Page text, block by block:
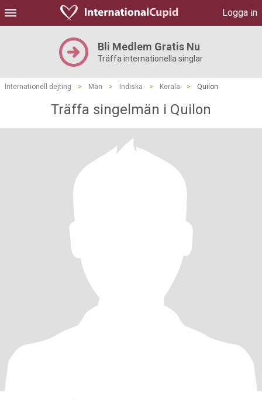
Logga in
Bli Medlem Gratis Nu
Träffa internationella singlar
Internationell dejting > Män > Indiska > Kerala > Quilon
Träffa singelmän i Quilon